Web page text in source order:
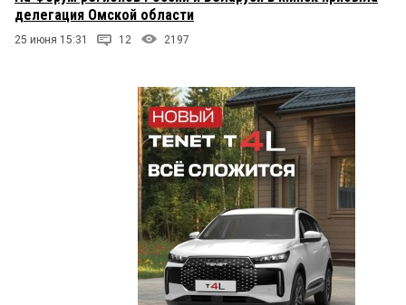
делегация Омской области
25 июня 15:31 12 2197